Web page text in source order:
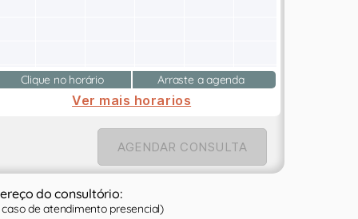
Clique no horário Arraste a agenda
Ver mais horarios
AGENDAR CONSULTA
do consultório:
de atendimento presencial)